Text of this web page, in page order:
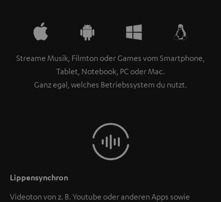
Streame Musik, Filmton oder Games vom Smartphone,
Tablet, Notebook, PC oder Mac.
Ganz egal, welches Betriebssystem du nutzt.
Lippensynchron
Videoton von z. B. Youtube oder anderen Apps sowie